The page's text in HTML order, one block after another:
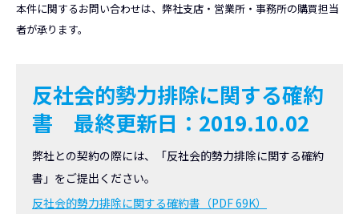
本件に関するお問い合わせは、弊社支店・営業所・事務所の購買担当
者が承ります。
反社会的勢力排除に関する確約
書 最終更新日：2019.10.02
弊社との契約の際には、「反社会的勢力排除に関する確約
書」をご提出ください。
反社会的勢力排除に関する確約書（PDF 69K）